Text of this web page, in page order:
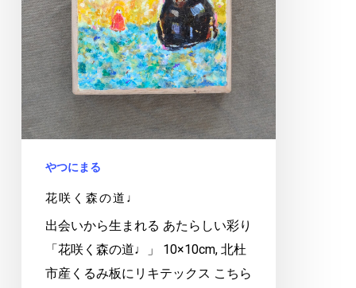
道
♩
やつにまる
花咲く森の道♩
出会いから生まれる あたらしい彩り
「花咲く森の道♩」 10×10cm, 北杜
市産くるみ板にリキテックス こちら